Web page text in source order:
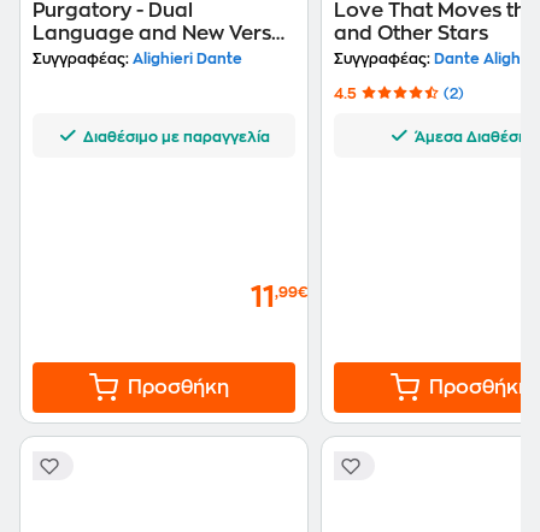
Purgatory - Dual
Language and New Verse
Translation
Συγγραφέας: Alighieri Dante
Διαθέσιμο με παραγγελία
11 ,99€
Προσθήκη
Love That Moves the
and Other Stars
Συγγραφέας: Dante
4.5 (2)
Άμεσα Διαθέσιμο
Προσθήκη